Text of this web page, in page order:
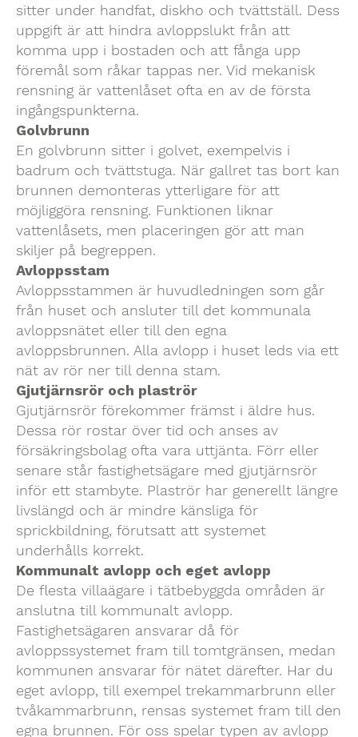
sitter under handfat, diskho och tvättställ. Dess
uppgift är att hindra avloppslukt från att
komma upp i bostaden och att fånga upp
föremål som råkar tappas ner. Vid mekanisk
rensning är vattenlåset ofta en av de första
ingångspunkterna.
Golvbrunn
En golvbrunn sitter i golvet, exempelvis i
badrum och tvättstuga. När gallret tas bort kan
brunnen demonteras ytterligare för att
möjliggöra rensning. Funktionen liknar
vattenlåsets, men placeringen gör att man
skiljer på begreppen.
Avloppsstam
Avloppsstammen är huvudledningen som går
från huset och ansluter till det kommunala
avloppsnätet eller till den egna
avloppsbrunnen. Alla avlopp i huset leds via ett
nät av rör ner till denna stam.
Gjutjärnsrör och plaströr
Gjutjärnsrör förekommer främst i äldre hus.
Dessa rör rostar över tid och anses av
försäkringsbolag ofta vara uttjänta. Förr eller
senare står fastighetsägare med gjutjärnsrör
inför ett stambyte. Plaströr har generellt längre
livslängd och är mindre känsliga för
sprickbildning, förutsatt att systemet
underhålls korrekt.
Kommunalt avlopp och eget avlopp
De flesta villaägare i tätbebyggda områden är
anslutna till kommunalt avlopp.
Fastighetsägaren ansvarar då för
avloppssystemet fram till tomtgränsen, medan
kommunen ansvarar för nätet därefter. Har du
eget avlopp, till exempel trekammarbrunn eller
tvåkammarbrunn, rensas systemet fram till den
egna brunnen. För oss spelar typen av avlopp